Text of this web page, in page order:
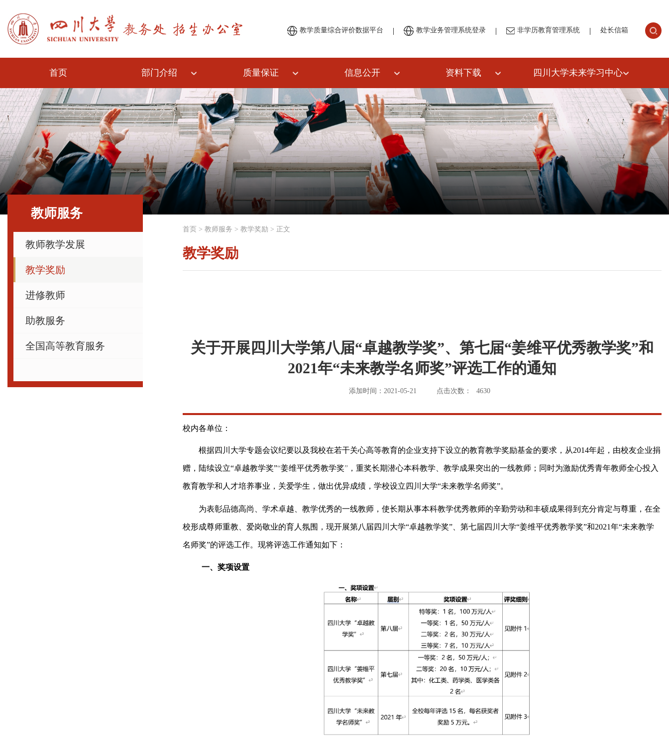
教学质量综合评价数据平台 | 教学业务管理系统登录 | 非学历教育管理系统 | 处长信箱
首页 部门介绍 质量保证 信息公开 资料下载 四川大学未来学习中心
教师服务
教师教学发展
教学奖励
进修教师
助教服务
全国高等教育服务
首页 > 教师服务 > 教学奖励 > 正文
教学奖励
关于开展四川大学第八届“卓越教学奖”、第七届“姜维平优秀教学奖”和
2021年“未来教学名师奖”评选工作的通知
添加时间：2021-05-21 点击次数： 4630
校内各单位：
根据四川大学专题会议纪要以及我校在若干关心高等教育的企业支持下设立的教育教学奖励基金的要求，从2014年起，由校友企业捐
赠，陆续设立“卓越教学奖”“姜维平优秀教学奖” ，重奖长期潜心本科教学、教学成果突出的一线教师；同时为激励优秀青年教师全心投入
教育教学和人才培养事业，关爱学生，做出优异成绩，学校设立四川大学“未来教学名师奖”。
为表彰品德高尚、学术卓越、教学优秀的一线教师，使长期从事本科教学优秀教师的辛勤劳动和丰硕成果得到充分肯定与尊重，在全
校形成尊师重教、爱岗敬业的育人氛围，现开展第八届四川大学“卓越教学奖”、第七届四川大学“姜维平优秀教学奖”和2021年“未来教学
名师奖”的评选工作。现将评选工作通知如下：
一、奖项设置